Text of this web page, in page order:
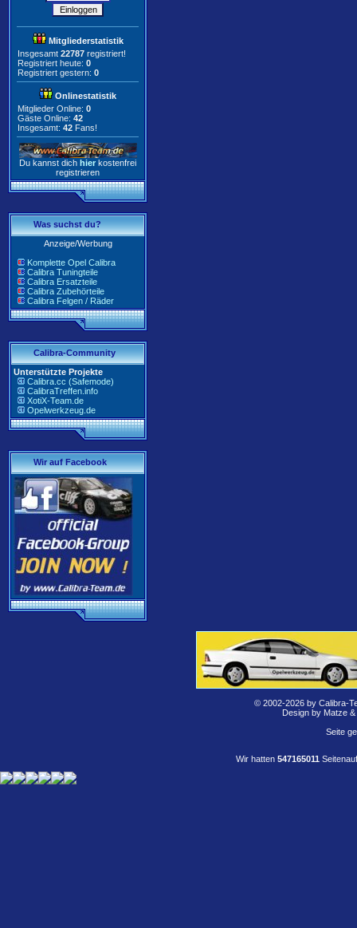
Mitgliederstatistik
Insgesamt 22787 registriert!
Registriert heute: 0
Registriert gestern: 0
Onlinestatistik
Mitglieder Online: 0
Gäste Online: 42
Insgesamt: 42 Fans!
Du kannst dich hier kostenfrei
registrieren
Was suchst du?
Anzeige/Werbung
Komplette Opel Calibra
Calibra Tuningteile
Calibra Ersatzteile
Calibra Zubehörteile
Calibra Felgen / Räder
Calibra-Community
Unterstützte Projekte
Calibra.cc (Safemode)
CalibraTreffen.info
XotiX-Team.de
Opelwerkzeug.de
Wir auf Facebook
© 2002-2026 by Calibra-
Design by Matze
Seite
Wir hatten 547165011